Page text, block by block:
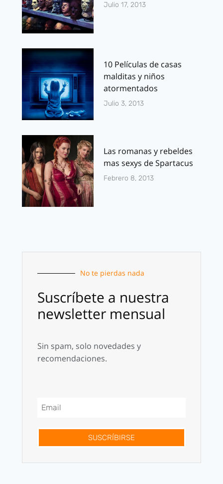
Julio 17, 2013
10 Películas de casas
malditas y niños
atormentados
Julio 3, 2013
Las romanas y rebeldes
mas sexys de Spartacus
Febrero 8, 2013
No te pierdas nada
Suscríbete a nuestra
newsletter mensual
Sin spam, solo novedades y
recomendaciones.
SUSCRÍBIRSE